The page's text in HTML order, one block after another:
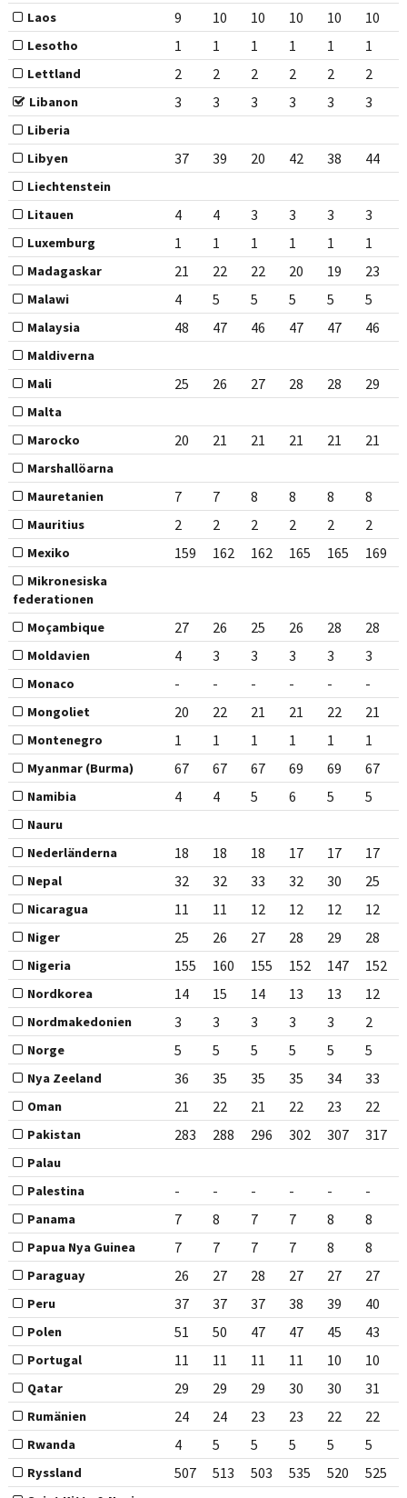
Laos 9 10 10 10 10 10
Lesotho 1 1 1 1 1 1
Lettland 2 2 2 2 2 2
Libanon 3 3 3 3 3 3
Liberia
Libyen
37 39 20 42 38 44
Liechtenstein
Litauen
4 4 3 3 3 3
Luxemburg 1 1 1 1 1 1
Madagaskar 21 22 22 20 19 23
Malawi 4 5 5 5 5 5
Malaysia 48 47 46 47 47 46
Maldiverna
Mali
25 26 27 28 28 29
Malta
Marocko
20 21 21 21 21 21
Marshallöarna
Mauretanien
7 7 8 8 8 8
Mauritius 2 2 2 2 2 2
Mexiko 159 162 162 165 165 169
Mikronesiska
federationen
Moçambique
27 26 25 26 28 28
Moldavien 4 3 3 3 3 3
Monaco - - - - - -
Mongoliet 20 22 21 21 22 21
Montenegro 1 1 1 1 1 1
Myanmar (Burma) 67 67 67 69 69 67
Namibia 4 4 5 6 5 5
Nauru
Nederländerna
18 18 18 17 17 17
Nepal 32 32 33 32 30 25
Nicaragua 11 11 12 12 12 12
Niger 25 26 27 28 29 28
Nigeria 155 160 155 152 147 152
Nordkorea 14 15 14 13 13 12
Nordmakedonien 3 3 3 3 3 2
Norge 5 5 5 5 5 5
Nya Zeeland 36 35 35 35 34 33
Oman 21 22 21 22 23 22
Pakistan 283 288 296 302 307 317
Palau
Palestina
- - - - - -
Panama 7 8 7 7 8 8
Papua Nya Guinea 7 7 7 7 8 8
Paraguay 26 27 28 27 27 27
Peru 37 37 37 38 39 40
Polen 51 50 47 47 45 43
Portugal 11 11 11 11 10 10
Qatar 29 29 29 30 30 31
Rumänien 24 24 23 23 22 22
Rwanda 4 5 5 5 5 5
Ryssland 507 513 503 535 520 525